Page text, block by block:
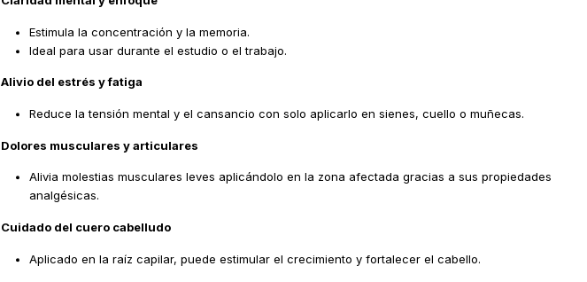
Estimula la concentración y la memoria.
Ideal para usar durante el estudio o el trabajo.
Alivio del estrés y fatiga
Reduce la tensión mental y el cansancio con solo aplicarlo en sienes, cuello o muñecas.
Dolores musculares y articulares
Alivia molestias musculares leves aplicándolo en la zona afectada gracias a sus propiedades
analgésicas.
Cuidado del cuero cabelludo
Aplicado en la raíz capilar, puede estimular el crecimiento y fortalecer el cabello.